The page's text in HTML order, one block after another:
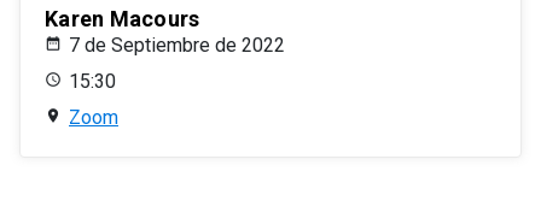
Karen Macours
7 de Septiembre de 2022
15:30
Zoom